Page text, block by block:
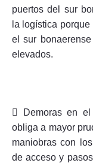
puertos del sur
la logística
el sur
elevados.
 Demoras en el
obliga a mayor
maniobras con
de acceso y